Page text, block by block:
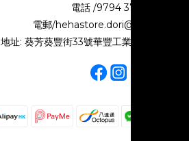
電話 /9794 3718
電郵/hehastore.dori@gmail.com
地址: 葵芳葵豐街33號華豐工業大廈第二期10